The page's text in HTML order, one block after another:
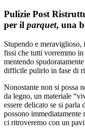
Pulizie Post
per il parquet, una
Stupendo e meraviglioso,
fissi che tutti vorremmo
mentendo
difficile pulirlo in fase di
Nonostante non si possa
da legno, un materiale
essere delicato se si
possono immediatamente
ci ritroveremo con un